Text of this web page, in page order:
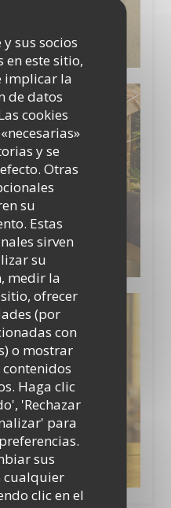
sus socios
en este sitio,
implicar la
de datos
cookies
y se
Otras
su
Estas
sirven
su
medir la
ofrecer
(por
con
o mostrar
Haga clic
'Rechazar
para
sus
cualquier
clic en el